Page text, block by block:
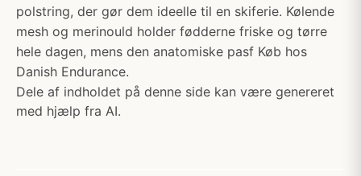
polstring, der gør dem ideelle til en skiferie. Kølende
mesh og merinould holder fødderne friske og tørre
hele dagen, mens den anatomiske pasf Køb hos
Danish Endurance.
Dele af indholdet på denne side kan være genereret
med hjælp fra AI.